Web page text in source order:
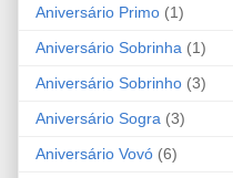
Aniversário Primo (1)
Aniversário Sobrinha (1)
Aniversário Sobrinho (3)
Aniversário Sogra (3)
Aniversário Vovó (6)